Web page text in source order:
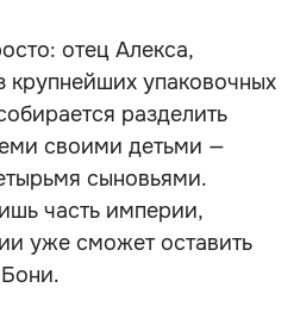
отец Алекса,
упаковочных
разделить
своими детьми —
сыновьями.
часть империи,
уже сможет оставить